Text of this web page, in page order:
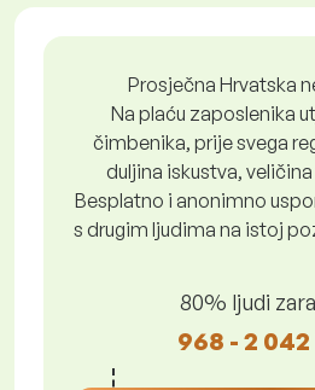
Prosječna Hrvatska
Na plaću zaposlenika
čimbenika, prije svega
duljina iskustva,
Besplatno i anonimno
s drugim ljudima na istoj
80% ljudi
968 - 2 042